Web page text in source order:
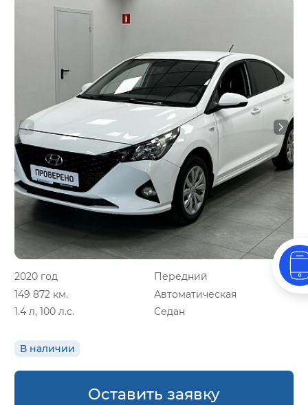
2020 год
Передний
149 872 км.
Автоматическая
1.4 л, 100 л.с.
Седан
В наличии
Оставить заявку